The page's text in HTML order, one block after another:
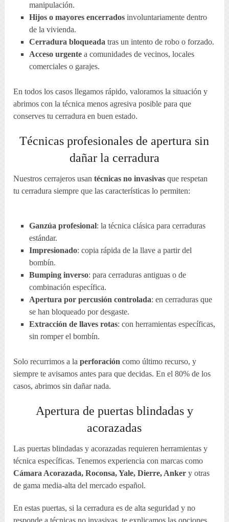
manipulación.
Hijos o mayores encerradosinvoluntariamente dentro
de la vivienda.
Cerradura bloqueada tras un intento de robo o forzado.
Acceso urgentea comunidades de vecinos, locales
comerciales o garajes.
En todos los casos llegamos rápido, valoramos la situación y
abrimos con la técnica menos agresiva posible para que
conserves tu cerradura en buen estado.
Técnicas profesionales de apertura sin
dañar la cerradura
Nuestros cerrajeros usantécnicas no invasivas que respetan
tu cerradura siempre que las características lo permiten:
Ganzúa profesional: la técnica clásica para cerraduras
estándar.
Impresionado: copia rápida de la llave a partir del
bombín.
Bumping inverso: para cerraduras antiguas o de
combinación específica.
Apertura por percusión controlada: en cerraduras que
se han bloqueado por desgaste.
Extracción de llaves rotas: con herramientas específicas,
sin romper el bombín.
Solo recurrimos a laperforación como último recurso, y
siempre te avisamos antes para que decidas. En el 80% de los
casos, abrimos sin dañar nada.
Apertura de puertas blindadas y
acorazadas
Las puertas blindadas y acorazadas requieren herramientas y
técnica específicas. Tenemos experiencia con marcas como
Cámara Acorazada, Roconsa, Yale, Dierre, Anker y otras
de gama media-alta del mercado español.
En estas puertas, si la cerradura es de alta seguridad y no